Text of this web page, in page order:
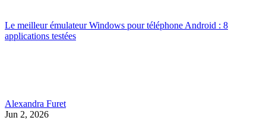
Le meilleur émulateur Windows pour téléphone Android : 8
applications testées
Alexandra Furet
Jun 2, 2026